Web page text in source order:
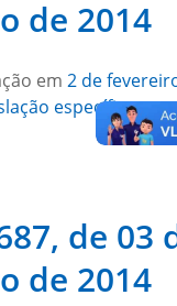
de 2014
em 2 de
específica
de 03
de 2014